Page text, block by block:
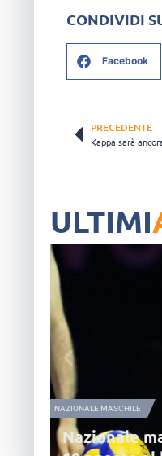
CONDIVIDI
Facebook
PRECEDENTE
Kappa sarà
ULTIMI
NAZIONALE MASCHILE
Nazionale